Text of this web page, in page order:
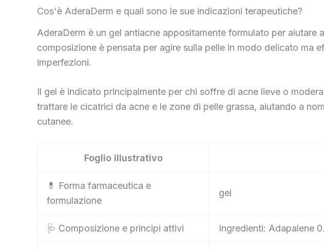
Cos'è AderaDerm e quali sono le sue indicazioni terapeutiche?
AderaDerm è un gel antiacne appositamente formulato per
composizione è pensata per agire sulla pelle in modo delicato ma
imperfezioni.
Il gel è indicato principalmente per chi soffre di acne lieve o
trattare le cicatrici da acne e le zone di pelle grassa, aiutando a
cutanee.
Foglio illustrativo
💊 Forma farmaceutica e
formulazione
gel
🩺 Composizione e principi attivi Ingredienti: Adapalene